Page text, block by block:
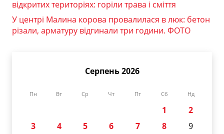
відкритих територіях: горіли трава і сміття
У центрі Малина корова провалилася в люк: бетон
різали, арматуру відгинали три години. ФОТО
Серпень 2026
Пн Вт Ср Чт Пт Сб Нд
1
2
3
4 5 6 7 8
9